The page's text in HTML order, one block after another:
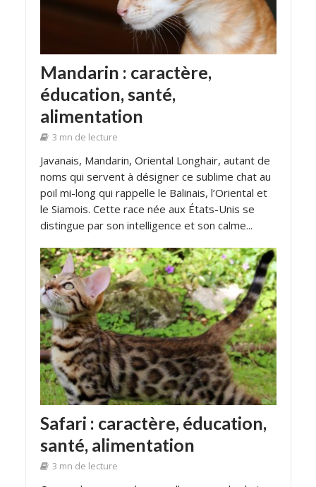
Mandarin : caractère,
éducation, santé,
alimentation
3 mn de lecture
Javanais, Mandarin, Oriental Longhair, autant de
noms qui servent à désigner ce sublime chat au
poil mi-long qui rappelle le Balinais, l’Oriental et
le Siamois. Cette race née aux États-Unis se
distingue par son intelligence et son calme...
Safari : caractère, éducation,
santé, alimentation
3 mn de lecture